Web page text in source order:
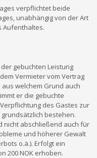
verpflichtet beide
unabhängig von der Art
Aufenthaltes.
gebuchten Leistung
Vermieter vom Vertrag
welchem Grund auch
er die gebuchte
des Gastes zur
bestehen.
nicht abschließend auch für
und höherer Gewalt
o.ä.). Erfolgt ein
200 NOK erhoben.